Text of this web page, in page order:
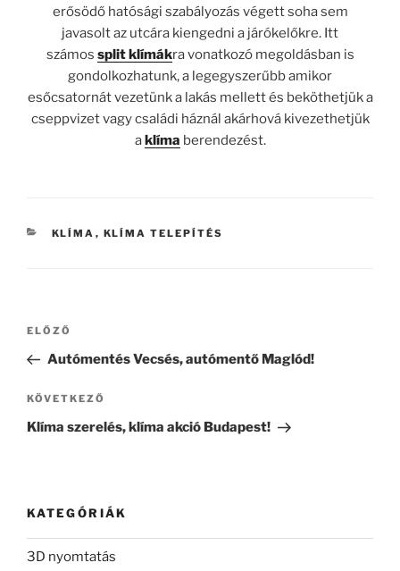
erősödő hatósági szabályozás végett soha sem
javasolt az utcára kiengedni a járókelőkre. Itt
számos split klímákra vonatkozó megoldásban is
gondolkozhatunk, a legegyszerűbb amikor
esőcsatornát vezetünk a lakás mellett és beköthetjük a
cseppvizet vagy családi háznál akárhová kivezethetjük
aklíma berendezést.
KATEGÓRIÁK
KLÍMA , KLÍMA TELEPÍTÉS
Bejegyzés
Korábbi
bejegyzés
ELŐZŐ
Autómentés Vecsés, autómentő Maglód!
Következő
bejegyzés
KÖVETKEZŐ
Klíma szerelés, klíma akció Budapest!
KATEGÓRIÁK
3D nyomtatás